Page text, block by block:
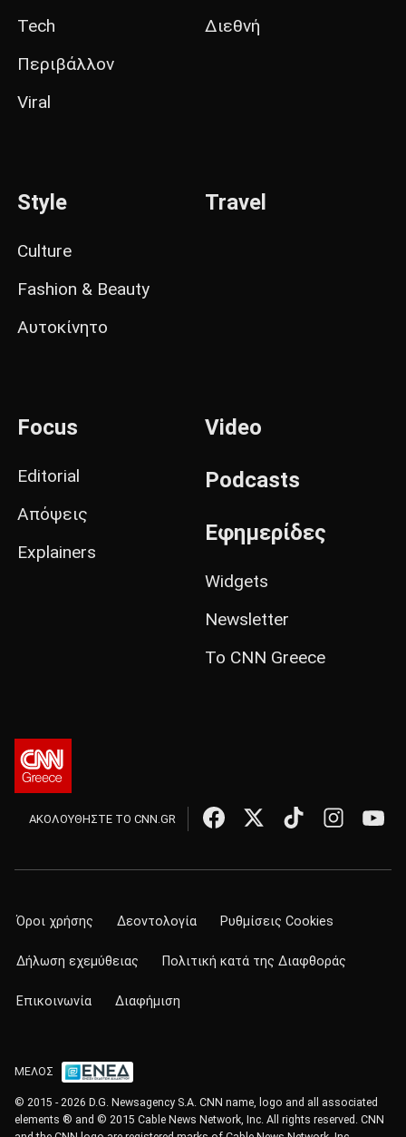
Tech
Περιβάλλον
Viral
Διεθνή
Style
Culture
Fashion & Beauty
Αυτοκίνητο
Travel
Focus
Editorial
Απόψεις
Explainers
Video
Podcasts
Εφημερίδες
Widgets
Newsletter
Το CNN Greece
ΑΚΟΛΟΥΘΗΣΤΕ ΤΟ CNN.GR
Όροι χρήσης Δεοντολογία Ρυθμίσεις Cookies
Δήλωση εχεμύθειας Πολιτική κατά της Διαφθοράς
Επικοινωνία Διαφήμιση
ΜΕΛΟΣ
© 2015 - 2026 D.G. Newsagency S.A. CNN name, logo and all associated
elements ® and © 2015 Cable News Network, Inc. All rights reserved. CNN